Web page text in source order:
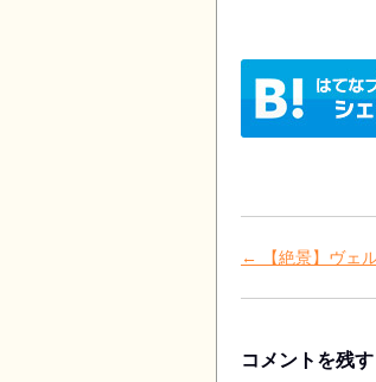
Post navigation
← 【絶景】ヴェ
コメントを残す